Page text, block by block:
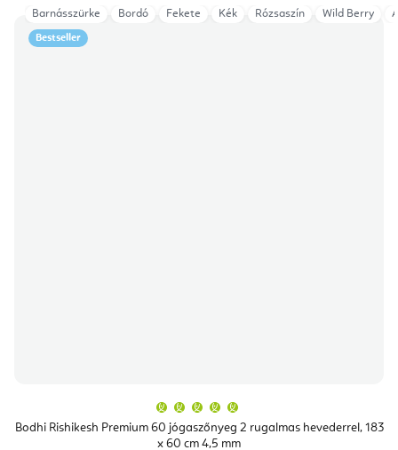
Bestseller
Bodhi Rishikesh Premium 60 jógaszőnyeg 2 rugalmas hevederrel, 183
x 60 cm 4,5 mm
átlagos
értékelése
Barnásszürke Bordó Fekete Kék Rózsaszín Wild Berry